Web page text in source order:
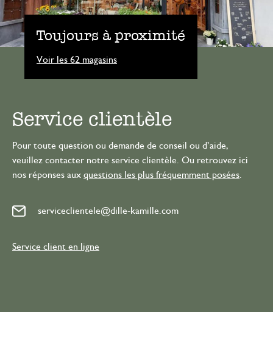
Toujours à proximité
Voir les 62 magasins
Service clientèle
Pour toute question ou demande de conseil ou d’aide,
veuillez contacter notre service clientèle. Ou retrouvez ici
nos réponses aux questions les plus fréquemment posées
serviceclientele@dille-kamille.com
Service client en ligne